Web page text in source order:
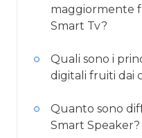
maggiormente
Smart Tv?
Quali sono i
digitali fruiti dai
Quanto sono
Smart Speaker?